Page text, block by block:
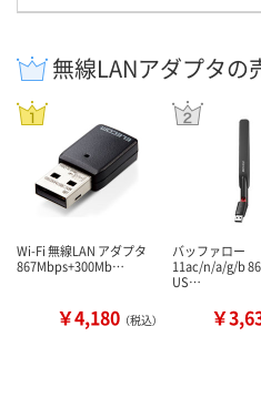
無線LANアダプタの
Wi-Fi 無線LAN アダプタ
867Mbps+300Mb…
￥4,180 （税込）
バッファロー
11ac/n/a/g/b
US…
￥